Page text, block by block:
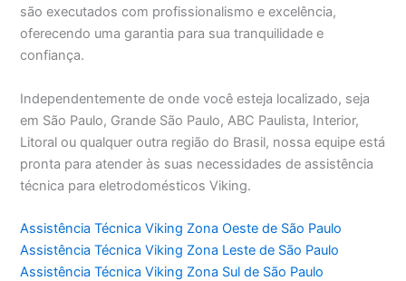
são executados com profissionalismo e excelência,
oferecendo uma garantia para sua tranquilidade e
confiança.
Independentemente de onde você esteja localizado, seja
em São Paulo, Grande São Paulo, ABC Paulista, Interior,
Litoral ou qualquer outra região do Brasil, nossa equipe está
pronta para atender às suas necessidades de assistência
técnica para eletrodomésticos Viking.
Assistência Técnica Viking Zona Oeste de São Paulo
Assistência Técnica Viking Zona Leste de São Paulo
Assistência Técnica Viking Zona Sul de São Paulo